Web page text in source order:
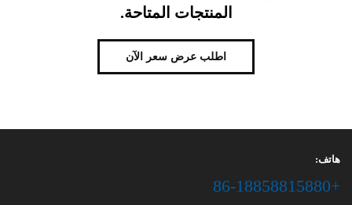
المنتجات المتاحة.
اطلب عرض سعر الآن
هاتف:
+86-18858815880